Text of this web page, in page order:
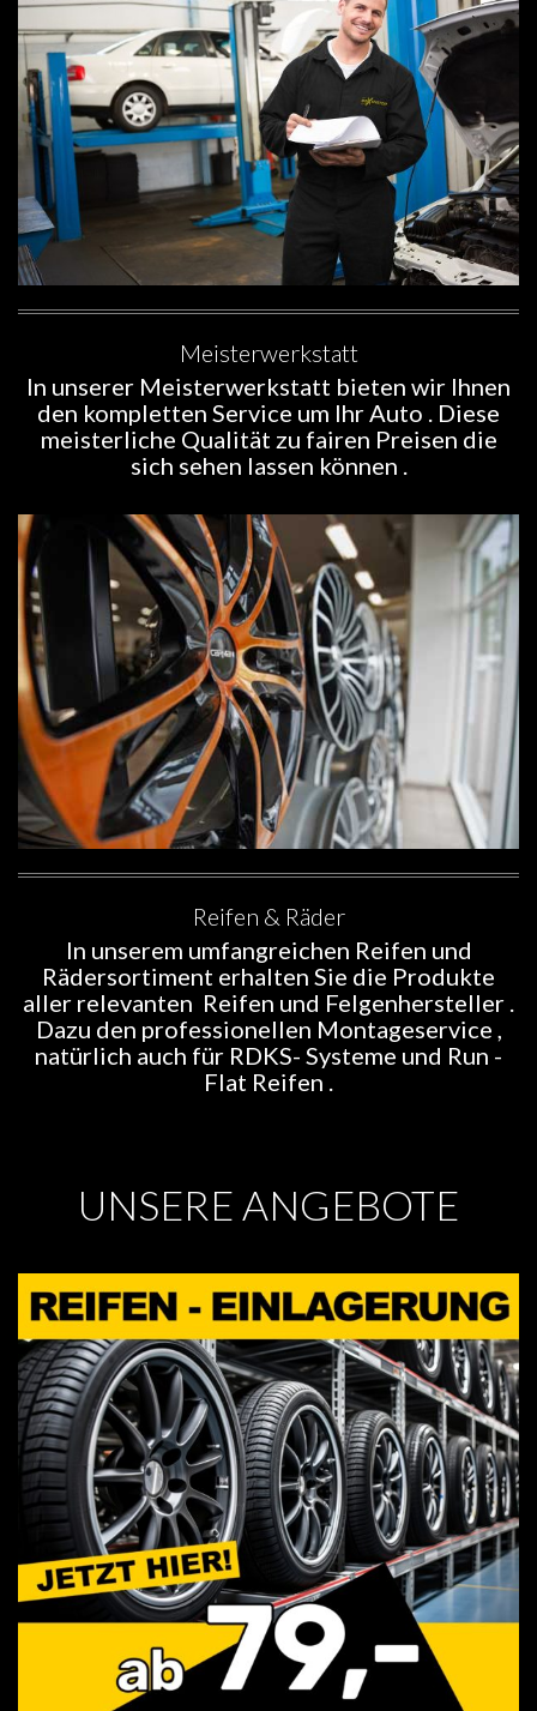
Meisterwerkstatt
In unserer Meisterwerkstatt bieten wir Ihnen
den kompletten Service um Ihr Auto . Diese
meisterliche Qualität zu fairen Preisen die
sich sehen lassen können .
Reifen & Räder
In unserem umfangreichen Reifen und
Rädersortiment erhalten Sie die Produkte
aller relevanten Reifen und Felgenhersteller .
Dazu den professionellen Montageservice ,
natürlich auch für RDKS- Systeme und Run -
Flat Reifen .
UNSERE ANGEBOTE